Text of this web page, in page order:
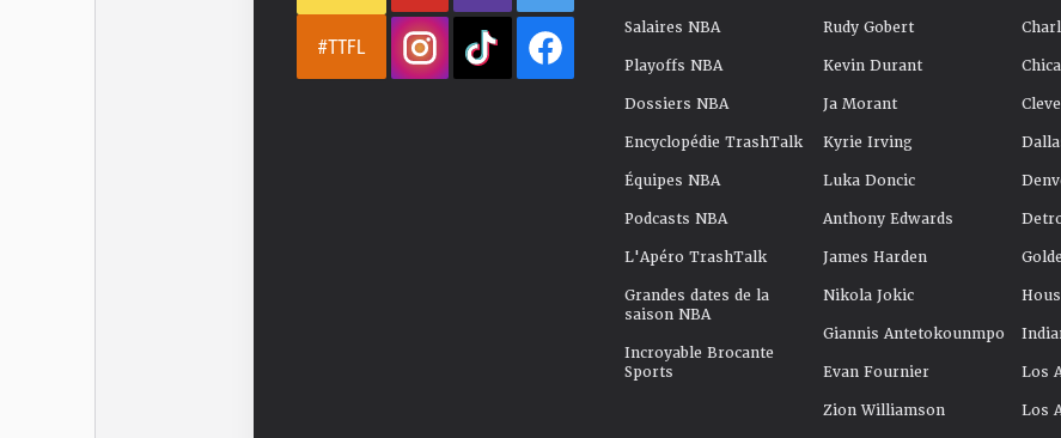
#TTFL
Salaires NBA
Playoffs NBA
Dossiers NBA
Encyclopédie TrashTalk
Équipes NBA
Podcasts NBA
L'Apéro TrashTalk
Grandes dates de la
saison NBA
Incroyable Brocante
Sports
Rudy Gobert
Kevin Durant
Ja Morant
Kyrie Irving
Luka Doncic
Anthony Edwards
James Harden
Nikola Jokic
Giannis Antetokounmpo
Evan Fournier
Zion Williamson
Los
Los